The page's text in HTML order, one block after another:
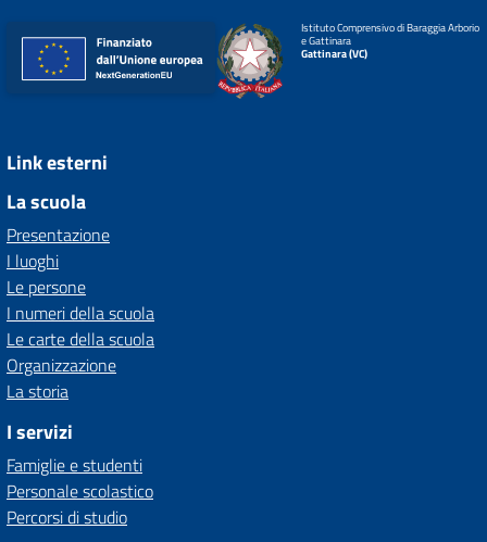
Istituto Comprensivo di Baraggia Arborio
e Gattinara
Gattinara (VC)
Link esterni
La scuola
Presentazione
I luoghi
Le persone
I numeri della scuola
Le carte della scuola
Organizzazione
La storia
I servizi
Famiglie e studenti
Personale scolastico
Percorsi di studio